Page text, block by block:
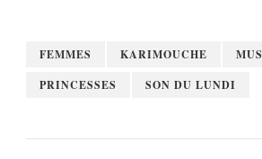
FEMMES KARIMOUCHE
PRINCESSES
SON DU LUNDI